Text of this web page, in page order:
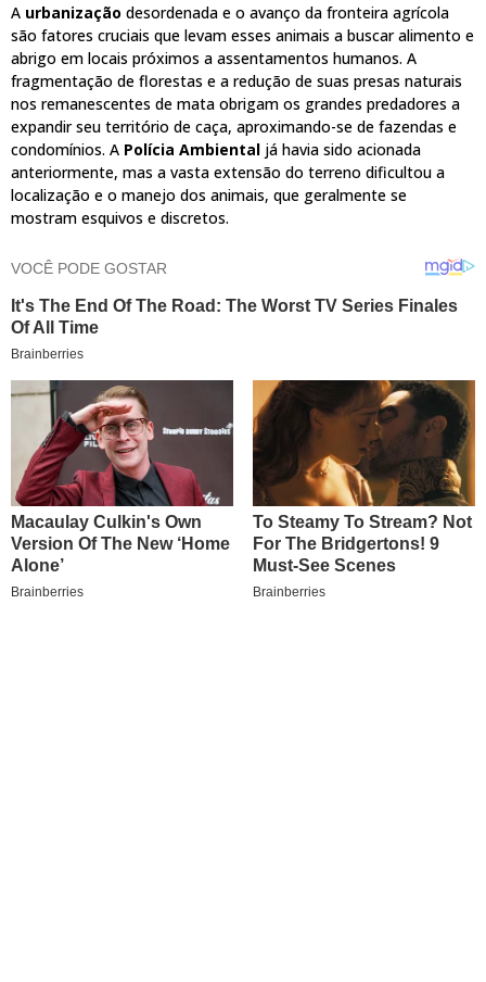
A urbanização desordenada e o avanço da fronteira agrícola
são fatores cruciais que levam esses animais a buscar alimento e
abrigo em locais próximos a assentamentos humanos. A
fragmentação de florestas e a redução de suas presas naturais
nos remanescentes de mata obrigam os grandes predadores a
expandir seu território de caça, aproximando-se de fazendas e
condomínios. A Polícia Ambiental já havia sido acionada
anteriormente, mas a vasta extensão do terreno dificultou a
localização e o manejo dos animais, que geralmente se
mostram esquivos e discretos.